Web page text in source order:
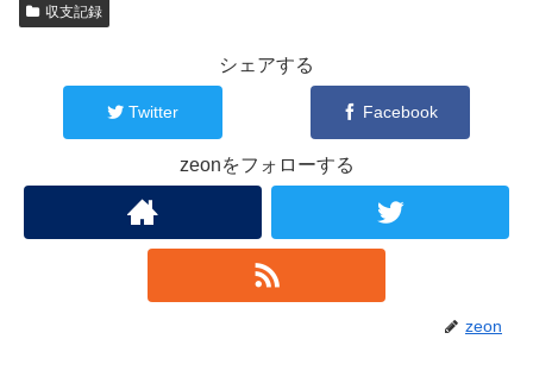
収支記録
シェアする
Twitter Facebook
zeonをフォローする
zeon